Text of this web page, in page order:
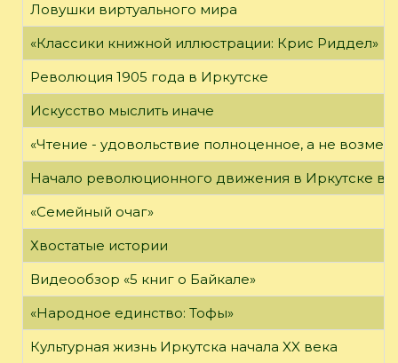
Ловушки виртуального мира
«Классики книжной иллюстрации: Крис Риддел»
Революция 1905 года в Иркутске
Искусство мыслить иначе
«Чтение - удовольствие полноценное, а не
Начало революционного движения в Иркутске в
«Семейный очаг»
Хвостатые истории
Видеообзор «5 книг о Байкале»
«Народное единство: Тофы»
Культурная жизнь Иркутска начала XX века